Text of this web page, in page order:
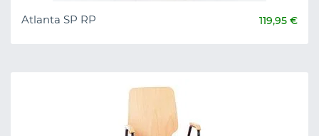
Atlanta SP RP 119,95 €